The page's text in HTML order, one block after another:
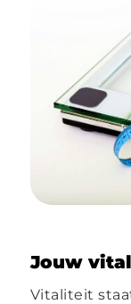
Jouw
Vitaliteit